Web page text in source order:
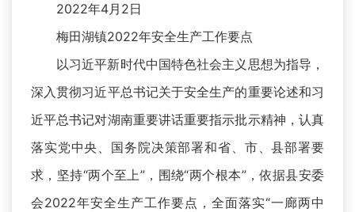
2022年4月2日
梅田湖镇2022年安全生产工作要点
以习近平新时代中国特色社会主义思想为指导，
深入贯彻习近平总书记关于安全生产的重要论述和习
近平总书记对湖南重要讲话重要指示批示精神，认真
落实党中央、国务院决策部署和省、市、县部署要
求，坚持“两个至上”，围绕“两个根本”，依据县安委
会2022年安全生产工作要点，全面落实“一廊两中